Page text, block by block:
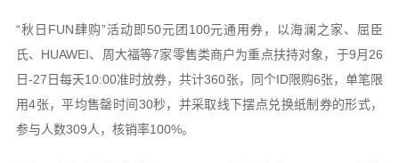
“秋日FUN肆购”活动即50元团100元通用券，以海澜之家、屈臣
氏、HUAWEI、周大福等7家零售类商户为重点扶持对象，于9月26
日-27日每天10:00准时放券，共计360张，同个ID限购6张，单笔限
用4张，平均售罄时间30秒，并采取线下摆点兑换纸制券的形式，
参与人数309人，核销率100%。